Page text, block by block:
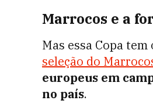
Marrocos e a
Mas essa Copa
seleção do
europeus em
no país.